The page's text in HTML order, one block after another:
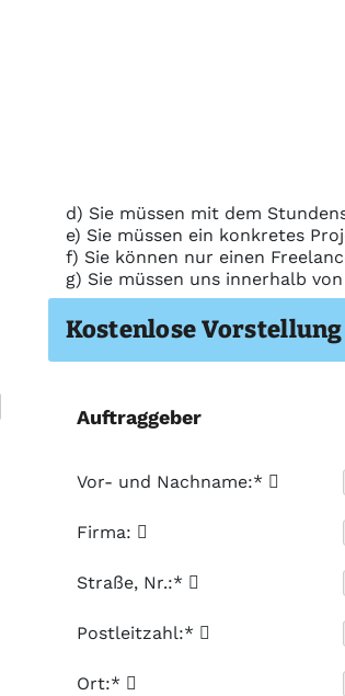
d) Sie müssen mit dem
e) Sie müssen ein konkretes
f) Sie können nur einen
g) Sie müssen uns innerhalb
Kostenlose
Auftraggeber
Vor- und Nachname:*
Firma:
Straße, Nr.:*
Postleitzahl:*
Ort:*